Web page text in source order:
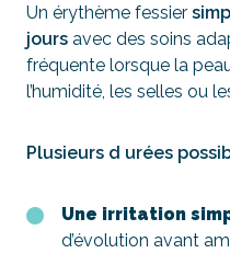
Un érythème fessier
jours avec des soins
fréquente lorsque la
l’humidité, les selles ou
Plusieurs d urées
Une irritation
d’évolution avant